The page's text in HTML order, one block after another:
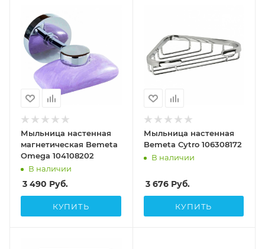
Мыльница настенная
магнетическая Bemeta
Omega 104108202
В наличии
3 490 Руб.
КУПИТЬ
Мыльница настенная
Bemeta Cytro 106308172
В наличии
3 676Руб.
КУПИТЬ